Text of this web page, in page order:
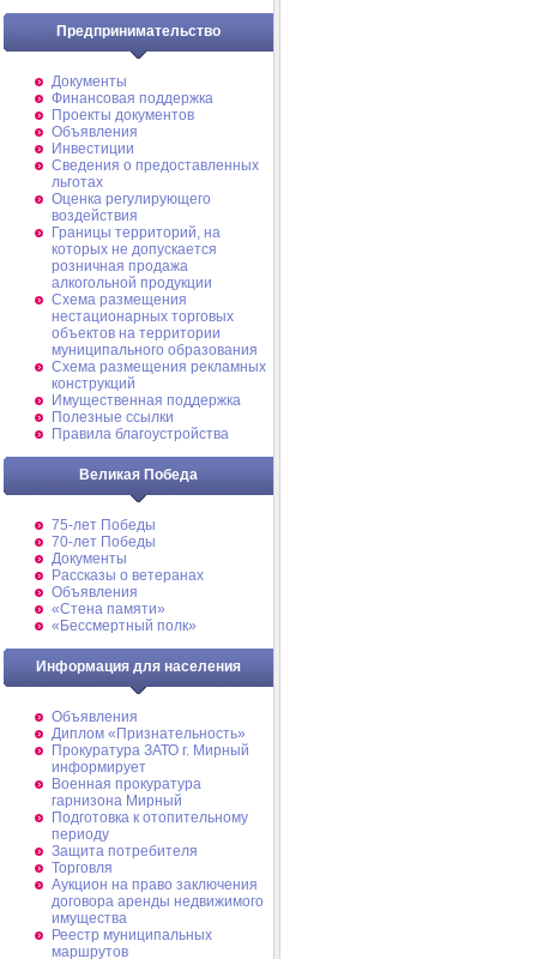
Предпринимательство
Документы
Финансовая поддержка
Проекты документов
Объявления
Инвестиции
Сведения о предоставленных
льготах
Оценка регулирующего
воздействия
Границы территорий, на
которых не допускается
розничная продажа
алкогольной продукции
Схема размещения
нестационарных торговых
объектов на территории
муниципального образования
Схема размещения рекламных
конструкций
Имущественная поддержка
Полезные ссылки
Правила благоустройства
Великая Победа
75-лет Победы
70-лет Победы
Документы
Рассказы о ветеранах
Объявления
«Стена памяти»
«Бессмертный полк»
Информация для населения
Объявления
Диплом «Признательность»
Прокуратура ЗАТО г. Мирный
информирует
Военная прокуратура
гарнизона Мирный
Подготовка к отопительному
периоду
Защита потребителя
Торговля
Аукцион на право заключения
договора аренды недвижимого
имущества
Реестр муниципальных
маршрутов